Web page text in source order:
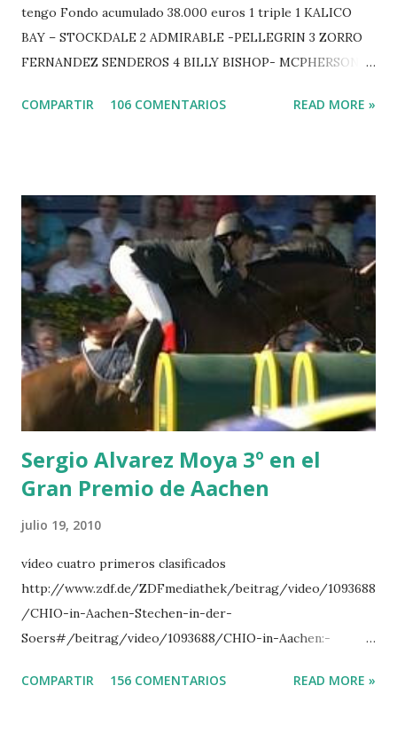
tengo Fondo acumulado 38.000 euros 1 triple 1 KALICO
BAY – STOCKDALE 2 ADMIRABLE -PELLEGRIN 3 ZORRO
FERNANDEZ SENDEROS 4 BILLY BISHOP- MCPHERSON 5
-EPAILLARD 7 GIG AMAI M WHITAKER 8 SILVANA DU
POWER - MILLAR 5 ARMANIE -VOORN 6 QUERLYBET
HERO -LEJAUNE 7 MO CHROI - O’BRIEN 8 CARMENA Z -
BREEN 9 JALLA DE GAVIERE -RAMZY AL DUHAMI 10
NOVEL -PHILIPPAERTS 3 triple 1 LATE NIGHT -LEVY 2 K
CLUB LADY -O’CONNOR 3 QUICK STUDY - HOUGH 4
LORENZO -AHLMANN 5 L’ESPOIR -GULLIKSEN 6
TOPINAMBOUR -LEPREVOST 7 WISCONSIN 111 -MOYA 8
INTERTOY Z - BRASH 9 HERALD –CORDON 10 SELDANA
DI CAMPALTO -SHARBATLY Vuelta Triunfal... el ganador
del Gran Premio en su vuelta de honor
COMPARTIR 106 COMENTARIOS READ MORE »
Sergio Alvarez Moya 3º en el
Gran Premio de Aachen
julio 19, 2010
vídeo cuatro primeros clasificados
http://www.zdf.de/ZDFmediathek/beitrag/video/1093688
/CHIO-in-Aachen-Stechen-in-der-
Soers#/beitrag/video/1093688/CHIO-in-Aachen:-
COMPARTIR 156 COMENTARIOS READ MORE »